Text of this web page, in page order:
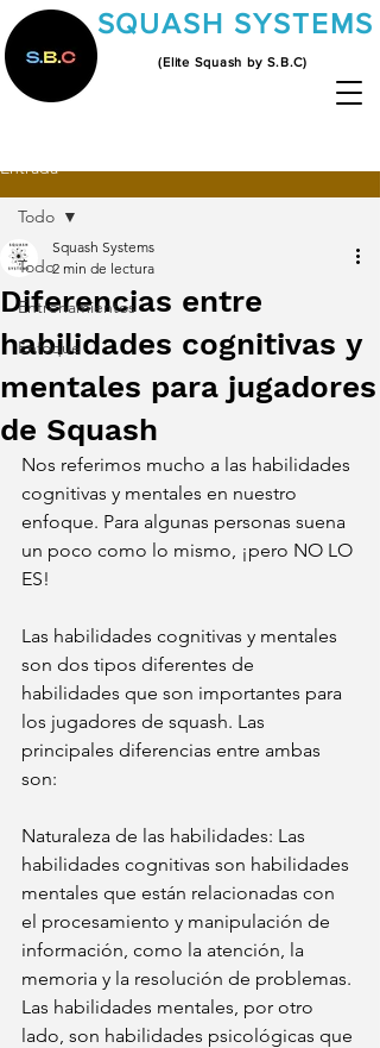
SQUASH SYSTEMS
(Elite Squash by S.B.C)
Entrada
Todo
Entrenamientos
Enfoque
Todo
Diferencias entre
habilidades cognitivas y
mentales para jugadores
de Squash
Squash Systems
2 min de lectura
Nos referimos mucho a las habilidades
cognitivas y mentales en nuestro
enfoque. Para algunas personas suena
un poco como lo mismo, ¡pero NO LO
ES!
Las habilidades cognitivas y mentales
son dos tipos diferentes de
habilidades que son importantes para
los jugadores de squash. Las
principales diferencias entre ambas
son:
Naturaleza de las habilidades: Las
habilidades cognitivas son habilidades
mentales que están relacionadas con
el procesamiento y manipulación de
información, como la atención, la
memoria y la resolución de problemas.
Las habilidades mentales, por otro
lado, son habilidades psicológicas que